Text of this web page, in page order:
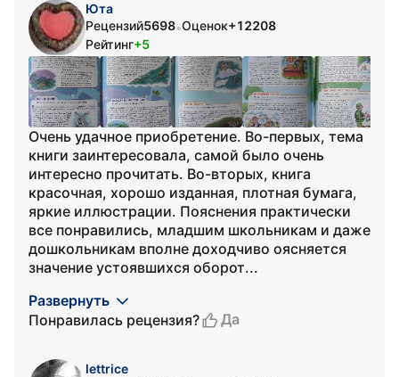
Юта
Рецензий5698•Оценок+12208
Рейтинг+5
Очень удачное приобретение. Во-первых, тема
книги заинтересовала, самой было очень
интересно прочитать. Во-вторых, книга
красочная, хорошо изданная, плотная бумага,
яркие иллюстрации. Пояснения практически
все понравились, младшим школьникам и даже
дошкольникам вполне доходчиво оясняется
значение устоявшихся оборот...
Развернуть
Понравилась рецензия?
Да
lettrice